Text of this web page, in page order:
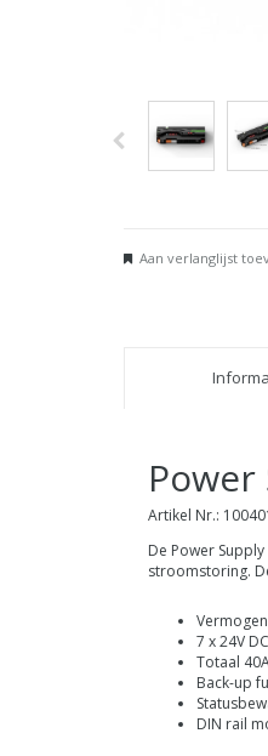
Aan verlanglijst
Artikel Nr.:
De Power
stroomstoring.
7 x 24V
Totaal
Back-up
DIN rail